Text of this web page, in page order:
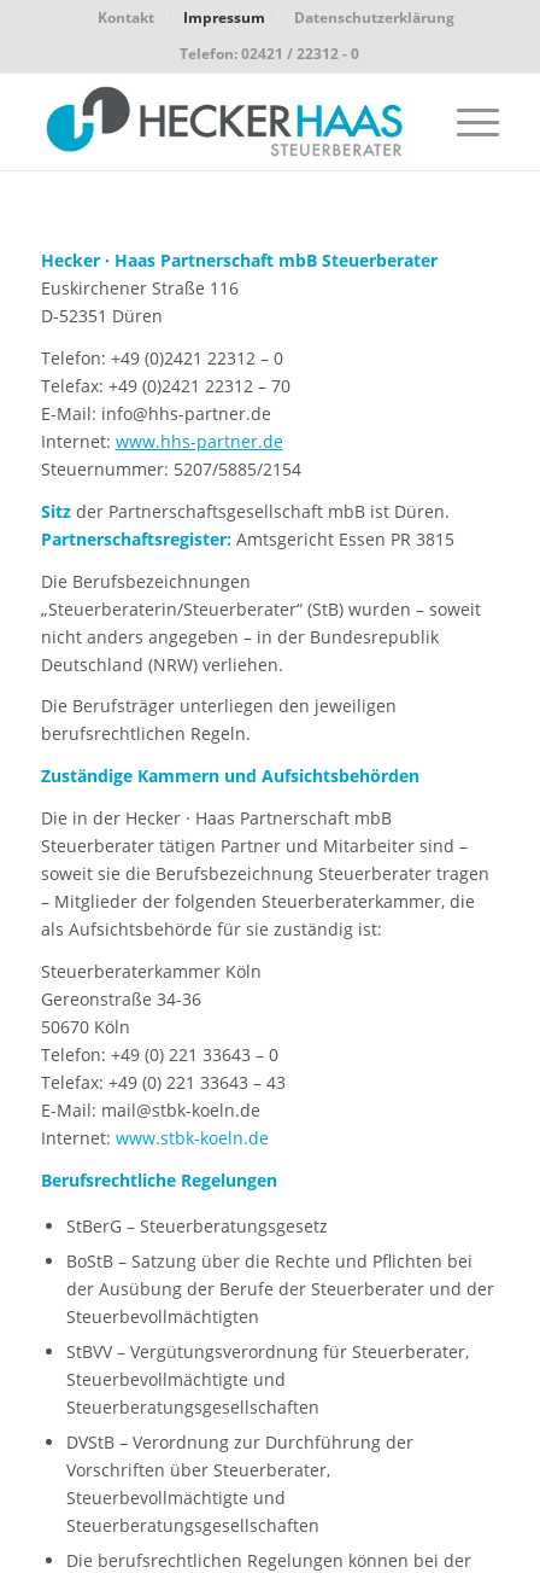
Kontakt Impressum
Datenschutzerklärung
Telefon: 02421 / 22312 - 0
Hecker · Haas Partnerschaft mbB Steuerberater
Euskirchener Straße 116
D-52351 Düren
Telefon: +49 (0)2421 22312 – 0
Telefax: +49 (0)2421 22312 – 70
E-Mail: info@hhs-partner.de
Internet: www.hhs-partner.de
Steuernummer: 5207/5885/2154
Sitzder Partnerschaftsgesellschaft mbB ist Düren.
Partnerschaftsregister:Amtsgericht Essen PR 3815
Die Berufsbezeichnungen
„Steuerberaterin/Steuerberater“ (StB) wurden – soweit
nicht anders angegeben – in der Bundesrepublik
Deutschland (NRW) verliehen.
Die Berufsträger unterliegen den jeweiligen
berufsrechtlichen Regeln.
Zuständige Kammern und Aufsichtsbehörden
Die in der Hecker · Haas Partnerschaft mbB
Steuerberater tätigen Partner und Mitarbeiter sind –
soweit sie die Berufsbezeichnung Steuerberater tragen
– Mitglieder der folgenden Steuerberaterkammer, die
als Aufsichtsbehörde für sie zuständig ist:
Steuerberaterkammer Köln
Gereonstraße 34-36
50670 Köln
Telefon: +49 (0) 221 33643 – 0
Telefax: +49 (0) 221 33643 – 43
E-Mail: mail@stbk-koeln.de
Internet: www.stbk-koeln.de
Berufsrechtliche Regelungen
StBerG – Steuerberatungsgesetz
BoStB – Satzung über die Rechte und Pflichten bei
der Ausübung der Berufe der Steuerberater und der
Steuerbevollmächtigten
StBVV – Vergütungsverordnung für Steuerberater,
Steuerbevollmächtigte und
Steuerberatungsgesellschaften
DVStB – Verordnung zur Durchführung der
Vorschriften über Steuerberater,
Steuerbevollmächtigte und
Steuerberatungsgesellschaften
Die berufsrechtlichen Regelungen können bei der